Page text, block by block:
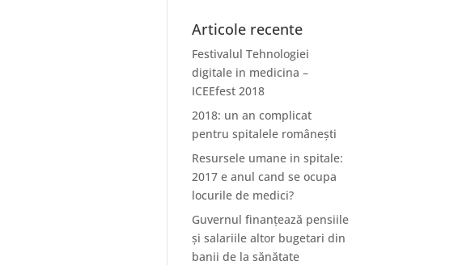
Articole recente
Festivalul Tehnologiei
digitale in medicina –
ICEEfest 2018
2018: un an complicat
pentru spitalele românești
Resursele umane in spitale:
2017 e anul cand se ocupa
locurile de medici?
Guvernul finanțează pensiile
și salariile altor bugetari din
banii de la sănătate